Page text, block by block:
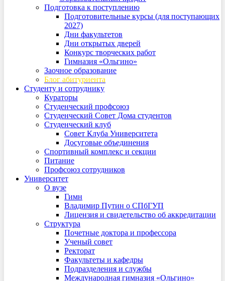
Подготовка к поступлению
Подготовительные курсы (для поступающих
2027)
Дни факультетов
Дни открытых дверей
Конкурс творческих работ
Гимназия «Ольгино»
Заочное образование
Блог абитуриента
Студенту и сотруднику
Кураторы
Студенческий профсоюз
Студенческий Совет Дома студентов
Студенческий клуб
Совет Клуба Университета
Досуговые объединения
Спортивный комплекс и секции
Питание
Профсоюз сотрудников
Университет
О вузе
Гимн
Владимир Путин о СПбГУП
Лицензия и свидетельство об аккредитации
Структура
Почетные доктора и профессора
Ученый совет
Ректорат
Факультеты и кафедры
Подразделения и службы
Международная гимназия «Ольгино»